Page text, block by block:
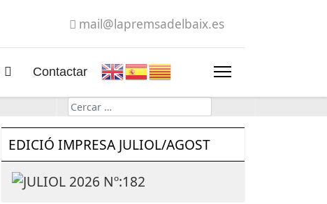
mail@lapremsadelbaix.es
Contactar
Cerca
EDICIÓ IMPRESA JULIOL/AGOST